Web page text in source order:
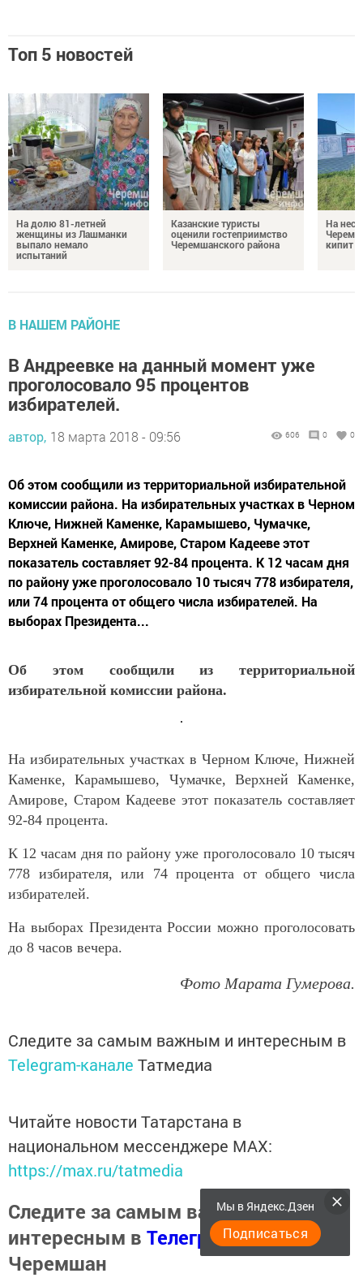
Топ 5 новостей
На долю 81-летней
женщины из Лашманки
выпало немало
испытаний
Казанские туристы
оценили гостеприимство
Черемшанского района
На
кипит
В НАШЕМ РАЙОНЕ
В Андреевке на данный момент уже
проголосовало 95 процентов
избирателей.
автор, 18 марта 2018 - 09:56 606 0 0
Об этом сообщили из территориальной избирательной
комиссии района. На избирательных участках в Черном
Ключе, Нижней Каменке, Карамышево, Чумачке,
Верхней Каменке, Амирове, Старом Кадееве этот
показатель составляет 92-84 процента. К 12 часам дня
по району уже проголосовало 10 тысяч 778 избирателя,
или 74 процента от общего числа избирателей. На
выборах Президента...
Об этом сообщили из территориальной
избирательной комиссии района.
На избирательных участках в Черном Ключе, Нижней
Каменке, Карамышево, Чумачке, Верхней Каменке,
Амирове, Старом Кадееве этот показатель составляет
92-84 процента.
К 12 часам дня по району уже проголосовало 10 тысяч
778 избирателя, или 74 процента от общего числа
избирателей.
На выборах Президента России можно проголосовать
до 8 часов вечера.
Фото Марата Гумерова.
Следите за самым важным и интересным в
Telegram-канале Татмедиа
Читайте новости Татарстана в
национальном мессенджере MАХ:
https://max.ru/tatmedia
Следите за самым важным и
интересным в Телеграм канале Наш
Черемшан
Мы в Яндекс.Дзен
Подписаться